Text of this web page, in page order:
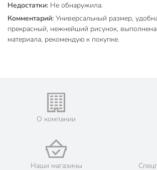
Габариты упаковки
Недостатки: Не обнаружила.
Комментарий: Универсальный размер,
прекрасный, нежнейший рисунок, выполнена
материала, рекомендую к покупке.
О компании
Наши магазины